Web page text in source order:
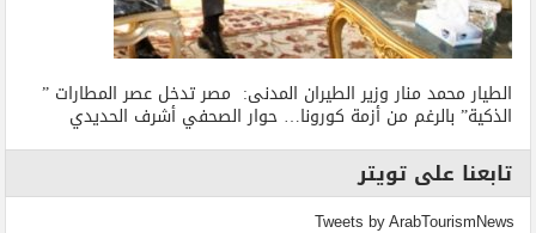
الطيار محمد منار وزير الطيران المدنى: مصر تدخل عصر المطارات ”
الذكية” بالرغم من أزمة كورونا… حوار الصحفي أشرف الحديدي
تابعنا على تويتر
Tweets by ArabTourismNews